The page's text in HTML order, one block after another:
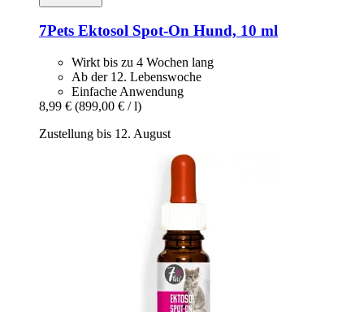
7Pets Ektosol Spot-​On Hund, 10 ml
Wirkt bis zu 4 Wochen lang
Ab der 12. Lebenswoche
Einfache Anwendung
8,99 € (899,00 € / l)
Zustellung bis 12. August